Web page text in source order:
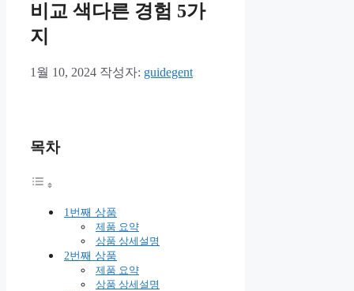
비교 색다른 경험 5가
지
1월 10, 2024 작성자: guidegent
목차
1번째 상품
제품 요약
상품 상세설명
2번째 상품
제품 요약
상품 상세설명